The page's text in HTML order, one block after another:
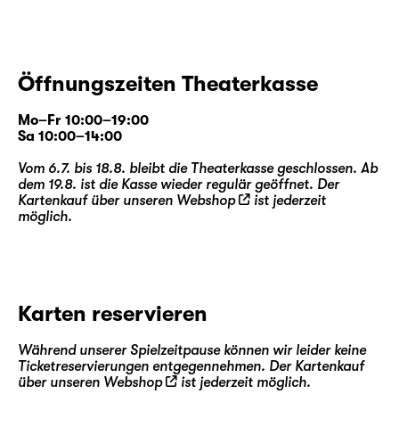
Öffnungszeiten Theaterkasse
Mo–Fr 10:00–19:00
Sa 10:00–14:00
Vom 6.7. bis 18.8. bleibt die Theaterkasse geschlossen. Ab
dem 19.8. ist die Kasse wieder regulär geöffnet. Der
Kartenkauf über unseren Webshop
ist jederzeit
möglich.
Karten reservieren
Während unserer Spielzeitpause können wir leider keine
Ticketreservierungen entgegennehmen. Der Kartenkauf
über unseren Webshop ist jederzeit möglich.